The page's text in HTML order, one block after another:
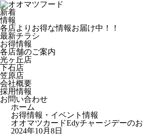
新着
情報
各店よりお得な情報お届け中！！
最新チラシ
お得情報
各店舗のご案内
光ヶ丘店
下石店
笠原店
会社概要
採用情報
お問い合わせ
ホーム
お得情報・イベント情報
オオマツカードEdyチャージデーの
2024年10月8日